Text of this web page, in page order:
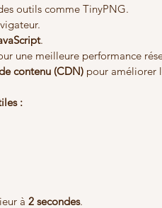
outils comme TinyPNG.
.
une meilleure performance
contenu (CDN) pour améliorer
:
à 2 secondes.